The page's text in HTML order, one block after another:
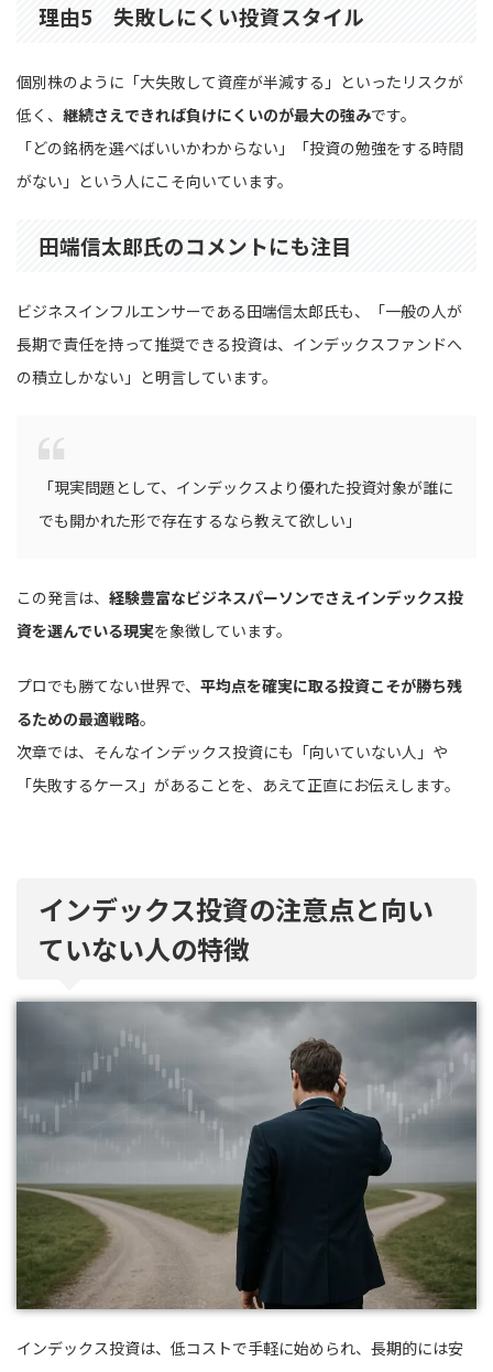
理由5 失敗しにくい投資スタイル
個別株のように「大失敗して資産が半減する」といったリスクが
低く、 継続さえできれば負けにくいのが最大の強みです。
「どの銘柄を選べばいいかわからない」「投資の勉強をする時間
がない」という人にこそ向いています。
田端信太郎氏のコメントにも注目
ビジネスインフルエンサーである田端信太郎氏も、「一般の人が
長期で責任を持って推奨できる投資は、インデックスファンドへ
の積立しかない」と明言しています。
「現実問題として、インデックスより優れた投資対象が誰に
でも開かれた形で存在するなら教えて欲しい」
この発言は、 経験豊富なビジネスパーソンでさえインデックス投
資を選んでいる現実を象徴しています。
プロでも勝てない世界で、 平均点を確実に取る投資こそが勝ち残
るための最適戦略。
次章では、そんなインデックス投資にも「向いていない人」や
「失敗するケース」があることを、あえて正直にお伝えします。
インデックス投資の注意点と向い
ていない人の特徴
インデックス投資は、低コストで手軽に始められ、長期的には安